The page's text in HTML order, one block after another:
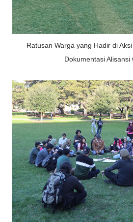
Ratusan Warga yang Hadir di
Dokumentasi Alisansi